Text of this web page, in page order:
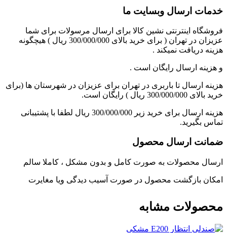
خدمات ارسال وبسایت ما
فروشگاه اینترنتی نشین کالا برای ارسال مرسولات برای شما
عزیزان در تهران ( برای خرید بالای 300/000/000 ریال ) هیچگونه
هزینه دریافت نمیکند .
و هزینه ارسال رایگان است .
هزینه ارسال تا باربری در تهران برای عزیزان در شهرستان ها (برای
خرید بالای 300/000/000 ریال ) رایگان است.
هزینه ارسال برای خرید زیر 300/000/000 ریال لطفا با پشتیبانی
تماس بگیرید.
ضمانت ارسال محصول
ارسال محصولات به صورت کامل و بدون مشکل ، کاملا سالم
امکان بازگشت محصول در صورت آسیب دیدگی ویا مغایرت
محصولات مشابه